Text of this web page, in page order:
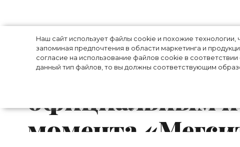
Наш сайт использует файлы cookie и похожие
запоминая предпочтения в области маркетинга и
согласие на использование файлов cookie в
данный тип файлов, то вы должны соответствующим
Меган Маркл и
поделились
официальным
момента